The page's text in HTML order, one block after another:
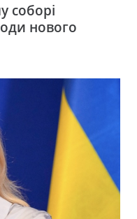
соборі
нового